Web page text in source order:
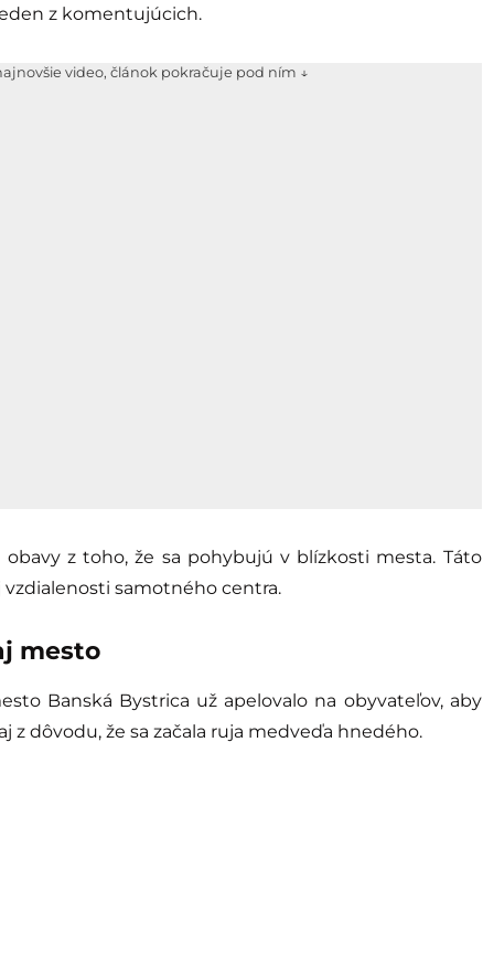
z komentujúcich.
video, článok pokračuje pod ním ↓
z toho, že sa pohybujú v blízkosti mesta. Táto
samotného centra.
mesto
Banská Bystrica už apelovalo na obyvateľov, aby
z dôvodu, že sa začala ruja medveďa hnedého.